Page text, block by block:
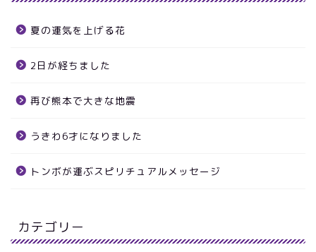
夏の運気を上げる花
2日が経ちました
再び熊本で大きな地震
うきわ6才になりました
トンボが運ぶスピリチュアルメッセージ
カテゴリー